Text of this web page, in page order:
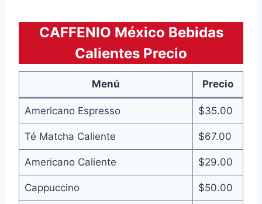
CAFFENIO México Bebidas
Calientes Precio
Menú Precio
Americano Espresso $35.00
Té Matcha Caliente $67.00
Americano Caliente $29.00
Cappuccino $50.00